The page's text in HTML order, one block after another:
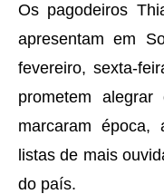
Os pagodeiros
apresentam em
fevereiro, sexta-
prometem
marcaram
listas de mais
do país.